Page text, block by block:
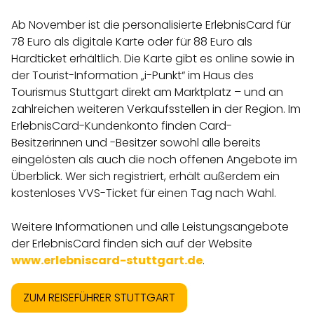
Ab November ist die personalisierte ErlebnisCard für
78 Euro als digitale Karte oder für 88 Euro als
Hardticket erhältlich. Die Karte gibt es online sowie in
der Tourist-Information „i-Punkt“ im Haus des
Tourismus Stuttgart direkt am Marktplatz – und an
zahlreichen weiteren Verkaufsstellen in der Region. Im
ErlebnisCard-Kundenkonto finden Card-
Besitzerinnen und -Besitzer sowohl alle bereits
eingelösten als auch die noch offenen Angebote im
Überblick. Wer sich registriert, erhält außerdem ein
kostenloses VVS-Ticket für einen Tag nach Wahl.
Weitere Informationen und alle Leistungsangebote
der ErlebnisCard finden sich auf der Website
www.erlebniscard-stuttgart.de.
ZUM REISEFÜHRER STUTTGART